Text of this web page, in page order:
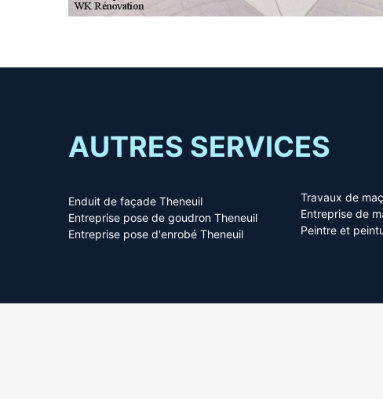
AUTRES SERVICES
Enduit de façade Theneuil
Entreprise pose de goudron Theneuil
Entreprise pose d'enrobé Theneuil
Travaux de
Entreprise de
Peintre et